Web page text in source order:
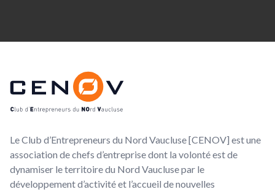
CENOV
Le Club d’Entrepreneurs du Nord Vaucluse [CENOV] est une
association de chefs d’entreprise dont la volonté est de
dynamiser le territoire du Nord Vaucluse par le
développement d’activité et l’accueil de nouvelles